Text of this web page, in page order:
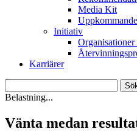
Media Kit
Initiativ
Karriärer
Belastning...
Vänta medan